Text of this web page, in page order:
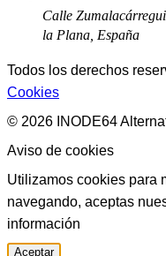
Calle
la Plana, España
Todos los derechos
Cookies
© 2026 INODE64
Aviso de cookies
Utilizamos cookies para
navegando, aceptas
información
Aceptar